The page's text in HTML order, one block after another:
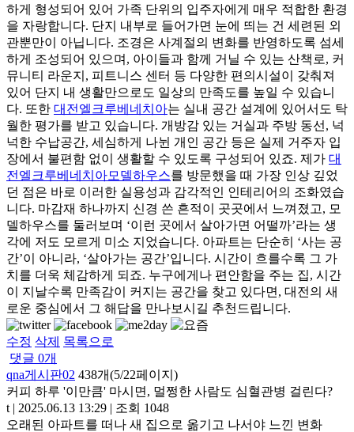
하게 형성되어 있어 가족 단위의 입주자에게 매우 적합한 환경
을 자랑합니다. 단지 내부로 들어가면 눈에 띄는 건 세련된 외
관뿐만이 아닙니다. 조경은 사계절의 변화를 반영하도록 섬세
하게 조성되어 있으며, 아이들과 함께 거닐 수 있는 산책로, 커
뮤니티 라운지, 피트니스 센터 등 다양한 편의시설이 갖춰져
있어 단지 내 생활만으로도 일상의 만족도를 높일 수 있습니
다. 또한 대전엘크루베네치아는 실내 공간 설계에 있어서도 탁
월한 평가를 받고 있습니다. 개방감 있는 거실과 주방 동선, 넉
넉한 수납공간, 세심하게 나뉜 개인 공간 등은 실제 거주자 입
장에서 불편함 없이 생활할 수 있도록 구성되어 있죠. 제가 대
전엘크루베네치아모델하우스를 방문했을 때 가장 인상 깊었
던 점은 바로 이러한 실용성과 감각적인 인테리어의 조화였습
니다. 마감재 하나까지 신경 쓴 흔적이 곳곳에서 느껴졌고, 모
델하우스를 둘러보며 ‘이런 곳에서 살아가면 어떨까’라는 생
각에 저도 모르게 미소 지었습니다. 아파트는 단순히 ‘사는 공
간’이 아니라, ‘살아가는 공간’입니다. 시간이 흐를수록 그 가
치를 더욱 체감하게 되죠. 누구에게나 편안함을 주는 집, 시간
이 지날수록 만족감이 커지는 공간을 찾고 있다면, 대전의 새
로운 중심에서 그 해답을 만나보시길 추천드립니다.
수정 삭제 목록으로
댓글 0개
qna게시판02 438개(5/22페이지)
커피 하루 '이만큼' 마시면, 멀쩡한 사람도 심혈관병 걸린다?
t | 2025.06.13 13:29 | 조회 1048
오래된 아파트를 떠나 새 집으로 옮기고 나서야 느낀 변화